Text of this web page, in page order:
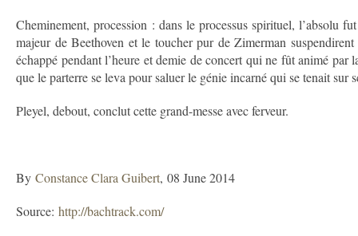
Cheminement, procession : dans le processus spirituel, l’absolu
majeur de Beethoven et le toucher pur de Zimerman
échappé pendant l’heure et demie de concert qui ne fût animé par
que le parterre se leva pour saluer le génie incarné qui se tenait sur
Pleyel, debout, conclut cette grand-messe avec ferveur.
By Constance Clara Guibert, 08 June 2014
Source: http://bachtrack.com/